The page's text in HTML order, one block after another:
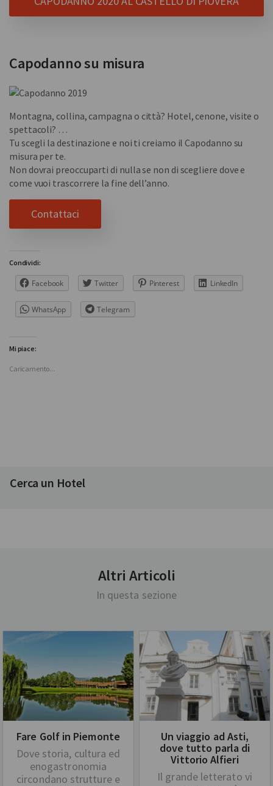
Capodanno su misura
Montagna, collina, campagna o città? Hotel, cenone, visite o
spettacoli? …
Tu scegli la destinazione e noi ti creiamo il Capodanno su
misura per te.
Non dovrai preoccuparti di nulla se non di scegliere dove e
come vuoi trascorrere la fine dell’anno.
Contattaci
Condividi:
Facebook Twitter Pinterest LinkedIn
WhatsApp Telegram
Mi piace:
Caricamento...
Cerca un Hotel
Altri Articoli
In questa sezione
Fare Golf in Piemonte
Dove storia, cultura ed
enogastronomia
circondano strutture e
Un viaggio ad Asti,
dove tutto parla di
Vittorio Alfieri
Il grande letterato vi